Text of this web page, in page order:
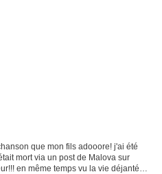
que mon fils adooore! j'ai été
mort via un post de Malova sur
en même temps vu la vie déjantée